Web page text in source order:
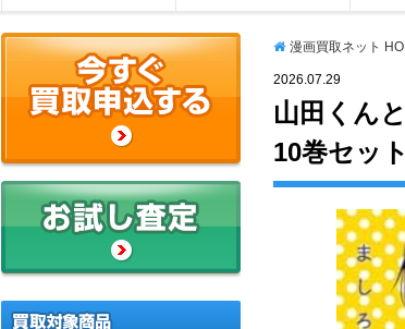
漫画買取ネット
2026.07.29
山田くん
10巻セット